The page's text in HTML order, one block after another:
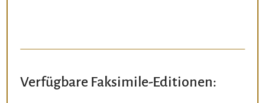
Verfügbare Faksimile-Editionen: